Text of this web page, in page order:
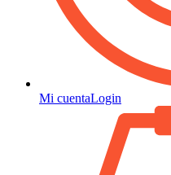
Mi cuentaLogin